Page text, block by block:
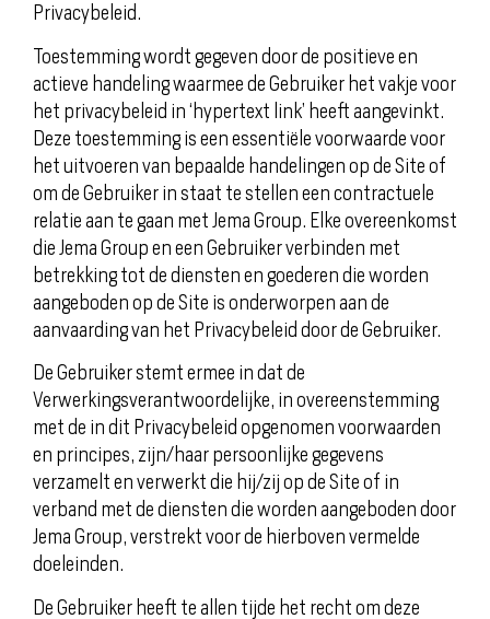
Privacybeleid.
Toestemming wordt gegeven door de positieve en
actieve handeling waarmee de Gebruiker het vakje voor
het privacybeleid in ‘hypertext link’ heeft aangevinkt.
Deze toestemming is een essentiële voorwaarde voor
het uitvoeren van bepaalde handelingen op de Site of
om de Gebruiker in staat te stellen een contractuele
relatie aan te gaan met Jema Group. Elke overeenkomst
die Jema Group en een Gebruiker verbinden met
betrekking tot de diensten en goederen die worden
aangeboden op de Site is onderworpen aan de
aanvaarding van het Privacybeleid door de Gebruiker.
De Gebruiker stemt ermee in dat de
Verwerkingsverantwoordelijke, in overeenstemming
met de in dit Privacybeleid opgenomen voorwaarden
en principes, zijn/haar persoonlijke gegevens
verzamelt en verwerkt die hij/zij op de Site of in
verband met de diensten die worden aangeboden door
Jema Group, verstrekt voor de hierboven vermelde
doeleinden.
De Gebruiker heeft te allen tijde het recht om deze